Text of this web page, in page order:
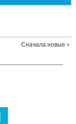
Сначала новые